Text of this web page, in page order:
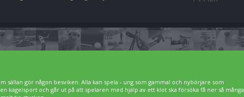
sällan gör någon besviken. Alla kan spela - ung som gammal och nybörjare som
kägelsport och går ut på att spelaren med hjälp av ett klot ska försöka få ner så många